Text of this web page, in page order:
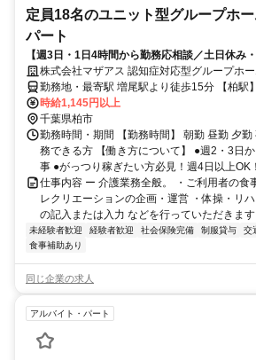
定員18名のユニット型グループホ
パート
【週3日・1日4時間から勤務応相談／土日休み
トホームな9名×2ユニット制！
株式会社マザアス 認知症対応型グループホ
勤務地・最寄駅 増尾駅より徒歩15分 【柏駅】から車で15分 【新松戸
駅】から車で14分
時給1,145円以上
千葉県柏市
勤務時間・期間 【勤務時間】 朝勤 昼勤 夕
務できる方 【働き方について】 ●週2・3日
事 ●がっつり稼ぎたい方必見！週4日以上OK
仕事内容 ー 介護業務全般。 ・ご利用者の食
レクリエーションの企画・運営 ・体操・リ
の記入または入力 などを行っていただきます
未経験者歓迎 経験者歓迎 社会保険完備 制服貸与 交
食事補助あり
同じ企業の求人
アルバイト・パート